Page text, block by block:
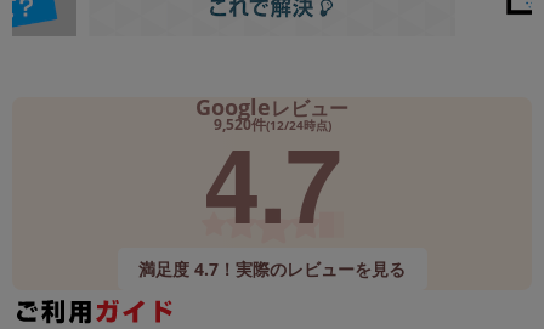
Googleレビュー
9,520件(12/24時点)
4.7
満足度 4.7！実際のレビューを見る